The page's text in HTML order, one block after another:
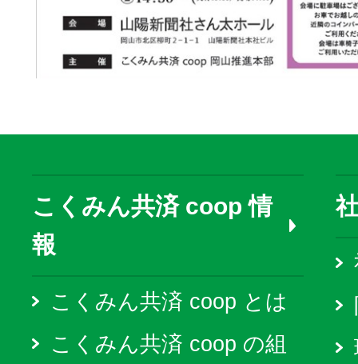
こくみん共済 coop 情
報
こくみん共済 coop とは
こくみん共済 coop の組